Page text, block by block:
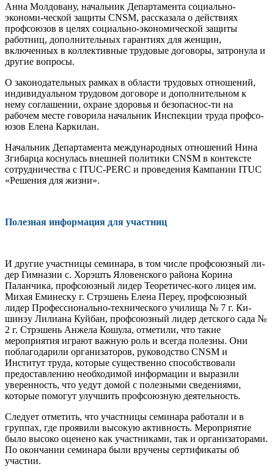
Анна Молдовану, начальник Де­партамента социально-
экономи-ческой защиты CNSM, рассказала о действиях
профсоюзов в целях социально-экономической защи­ты
работниц, дополнительных га­рантиях для женщин,
включенных в коллективные трудовые догово­ры, затронула и
другие вопросы.
О законодательных рамках в об­ласти трудовых отношений,
инди­видуальном трудовом договоре и дополнительном к
нему соглаше­нии, охране здоровья и безопаснос-ти на
рабочем месте говорила на­чальник Инспекции труда профсо­
юзов Елена Каркилан.
Начальник Департамента меж­дународных отношений Нина
Зги­барца коснулась внешней поли­тики CNSM в контексте
сотруд­ничества с ITUC-PERC и проведе­ния Кампании ITUC
«Решения для жизни».
Полезная информация для участниц
И другие участницы семина­ра, в том числе профсоюзный ли­
дер Гимназии с. Хорэшть Яловен­ского района Корина
Паланчика, профсоюзный лидер Теоретичес-кого лицея им.
Михая Еминеску г. Стрэшень Елена Переу, профсо­юзный
лидер Профессионально-технического училища № 7 г. Ки­
шинэу Лилиана Куйбан, профсо­юзный лидер детского сада №
2 г. Стрэшень Анжела Кошула, отме­тили, что такие
мероприятия игра­ют важную роль и всегда полезны. Они
поблагодарили организато­ров, руководство CNSM и
Институт труда, которые существенно спо­собствовали
предоставлению не­обходимой информации и вырази­ли
уверенность, что уедут домой с полезными сведениями,
которые помогут улучшить профсоюзную деятельность.
Следует отметить, что участни­цы семинара работали и в
группах, где проявили высокую активность. Мероприятие
было высоко оцене­но как участниками, так и органи­заторами.
По окончании семина­ра были вручены сертификаты об
участии.